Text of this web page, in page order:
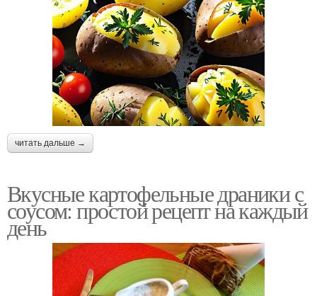
читать дальше →
Вкусные картофельные драники с
соусом: простой рецепт на каждый
день